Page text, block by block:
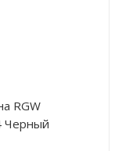
RGW
Черный